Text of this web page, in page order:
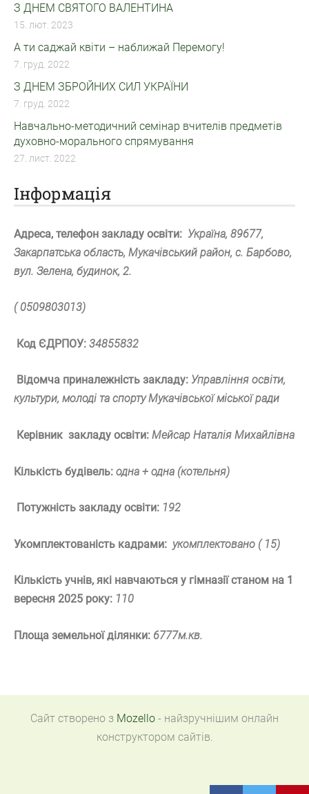
З ДНЕМ СВЯТОГО ВАЛЕНТИНА
15. лют. 2023
А ти саджай квіти – наближай Перемогу!
7. груд. 2022
З ДНЕМ ЗБРОЙНИХ СИЛ УКРАЇНИ
7. груд. 2022
Навчально-методичний семінар вчителів предметів
духовно-морального спрямування
27. лист. 2022
Інформація
Адреса, телефон закладу освіти: Україна, 89677,
Закарпатська область, Мукачівський район, с. Барбово,
вул. Зелена, будинок, 2.
( 0509803013)
Код ЄДРПОУ: 34855832
Відомча приналежність закладу: Управління освіти,
культури, молоді та спорту Мукачівської міської ради
Керівник закладу освіти: Мейсар Наталія Михайлівна
Кількість будівель: одна + одна (котельня)
Потужність закладу освіти: 192
Укомплектованість кадрами: укомплектовано ( 15)
Кількість учнів, які навчаються у гімназії станом на 1
вересня 2025 року: 110
Площа земельної ділянки: 6777м.кв.
Сайт створено з Mozello - найзручнішим онлайн
конструктором сайтів.